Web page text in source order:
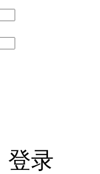
登录